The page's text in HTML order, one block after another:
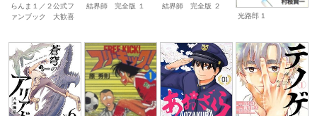
らんま１／２公式フ
ァンブック 大歓喜
結界師 完全版 １
結界師 完全版 ２
光路郎 1